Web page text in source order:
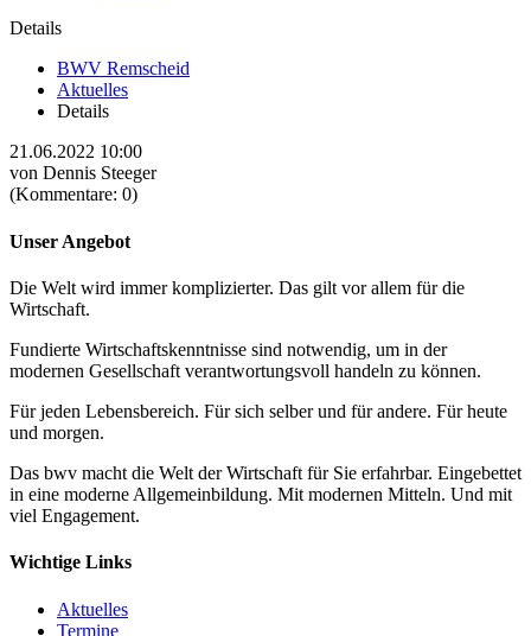
Details
BWV Remscheid
Aktuelles
Details
21.06.2022 10:00
von Dennis Steeger
(Kommentare: 0)
Unser Angebot
Die Welt wird immer komplizierter. Das gilt vor allem für die
Wirtschaft.
Fundierte Wirtschaftskenntnisse sind notwendig, um in der
modernen Gesellschaft verantwortungsvoll handeln zu können.
Für jeden Lebensbereich. Für sich selber und für andere. Für heute
und morgen.
Das bwv macht die Welt der Wirtschaft für Sie erfahrbar. Eingebettet
in eine moderne Allgemeinbildung. Mit modernen Mitteln. Und mit
viel Engagement.
Wichtige Links
Aktuelles
Termine